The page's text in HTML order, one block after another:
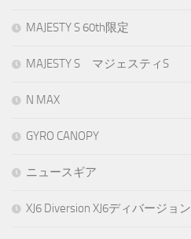
MAJESTY S 60th限定
MAJESTY S マジェスティS
N MAX
GYRO CANOPY
ニュースギア
XJ6 Diversion XJ6ディバージョン